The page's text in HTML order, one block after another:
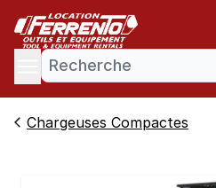
menu
Chargeuses Compactes